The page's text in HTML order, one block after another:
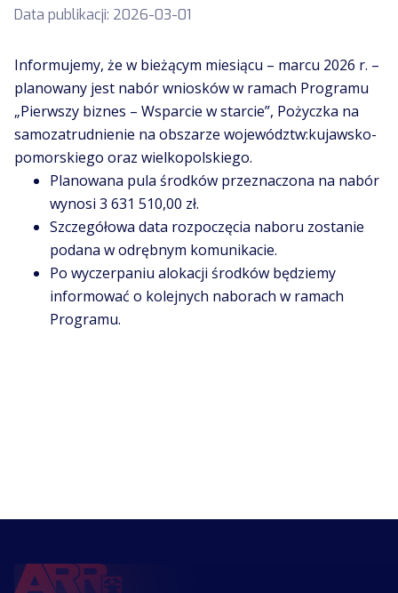
Data publikacji: 2026-03-01
Informujemy, że w bieżącym miesiącu – marcu 2026 r. –
planowany jest nabór wniosków w ramach Programu
„Pierwszy biznes – Wsparcie w starcie”, Pożyczka na
samozatrudnienie na obszarze województw:kujawsko-
pomorskiego oraz wielkopolskiego.
Planowana pula środków przeznaczona na nabór
wynosi 3 631 510,00 zł.
Szczegółowa data rozpoczęcia naboru zostanie
podana w odrębnym komunikacie.
Po wyczerpaniu alokacji środków będziemy
informować o kolejnych naborach w ramach
Programu.